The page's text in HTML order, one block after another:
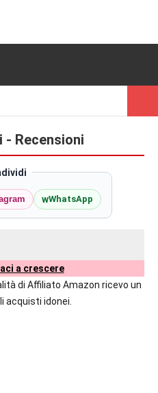
- Recensioni
wWhatsApp
a crescere
di Affiliato Amazon ricevo un
acquisti idonei.